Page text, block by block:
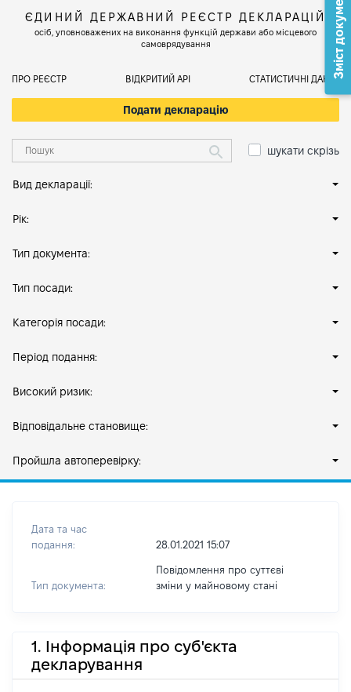
ЄДИНИЙ ДЕРЖАВНИЙ РЕЄСТР ДЕКЛАРАЦІЙ
осіб, уповноважених на виконання функцій держави або місцевого
самоврядування
ПРО РЕЄСТР ВІДКРИТИЙ АРІ СТАТИСТИЧНІ ДАНІ
Подати декларацію
шукати скрізь
Вид декларації:
Рік:
Тип документа:
Тип посади:
Категорія посади:
Період подання:
Високий ризик:
Відповідальне становище:
Пройшла автоперевірку:
Дата та час
подання:
28.01.2021 15:07
Тип документа:
Повідомлення про суттєві
зміни y майновому стані
1. Інформація про суб'єкта
декларування
Зміст документа